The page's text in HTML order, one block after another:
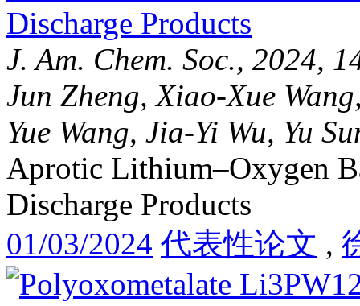
J. Am. Chem. Soc., 2024,
Jun Zheng, Xiao-Xue
Yue Wang, Jia-Yi Wu, Yu
Aprotic Lithium–Oxygen
Discharge Products
01/03/2024 代表性论文 ,